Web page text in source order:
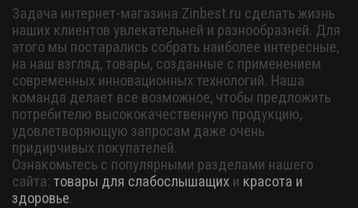
Задача интернет-магазина Zinbest.ru сделать жизнь
наших клиентов увлекательней и разнообразней. Для
этого мы постарались собрать наиболее интересные,
на наш взгляд, товары, созданные с применением
современных инновационных технологий. Наша
команда делает все возможное, чтобы предложить
потребителю высококачественную продукцию,
удовлетворяющую запросам даже очень
придирчивых покупателей.
Ознакомьтесь с популярными разделами нашего
сайта: товары для слабослышащих и красота и
здоровье.